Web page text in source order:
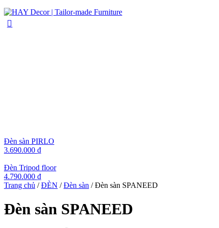
Đèn sàn PIRLO
3.690.000 ₫
Đèn Tripod floor
4.790.000 ₫
Trang chủ /ĐÈN /Đèn sàn / Đèn sàn SPANEED
Đèn sàn SPANEED